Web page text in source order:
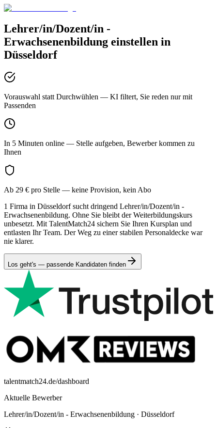
Lehrer/in/Dozent/in -
Erwachsenenbildung einstellen in
Düsseldorf
Vorauswahl statt Durchwühlen — KI filtert, Sie reden nur mit
Passenden
In 5 Minuten online — Stelle aufgeben, Bewerber kommen zu
Ihnen
Ab 29 € pro Stelle — keine Provision, kein Abo
1 Firma in Düsseldorf sucht dringend Lehrer/in/Dozent/in -
Erwachsenenbildung. Ohne Sie bleibt der Weiterbildungskurs
unbesetzt. Mit TalentMatch24 sichern Sie Ihren Kursplan und
entlasten Ihr Team. Der Weg zu einer stabilen Personaldecke war
nie klarer.
Los geht's — passende Kandidaten finden
talentmatch24.de/dashboard
Aktuelle Bewerber
Lehrer/in/Dozent/in - Erwachsenenbildung · Düsseldorf